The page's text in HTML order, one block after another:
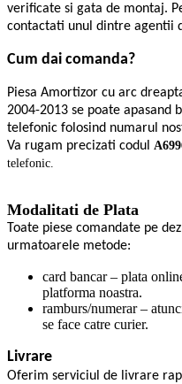
verificate si gata de montaj.
contactati unul dintre agentii
Cum dai comanda?
Piesa Amortizor cu arc
2004-2013 se poate apasand
telefonic folosind numarul
Va rugam precizati codul
telefonic.
Modalitati de Plata
Toate piese comandate pe
urmatoarele metode:
card bancar – plata
platforma noastra.
ramburs/numerar –
se face catre curier.
Livrare
Oferim serviciul de livrare